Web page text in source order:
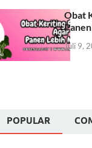
Obat
Juli 9,
POPULAR